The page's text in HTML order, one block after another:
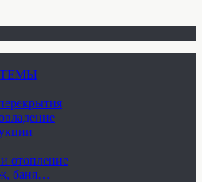
отопление
баня…